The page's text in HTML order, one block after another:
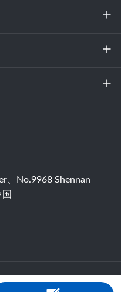
、No.9968 Shennan
チウム電池工場＆会社 | ACEバッ